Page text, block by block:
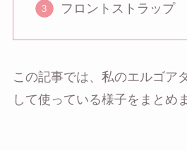
フロントストラップ
この記事では、私のエルゴア
して使っている様子をまとめ